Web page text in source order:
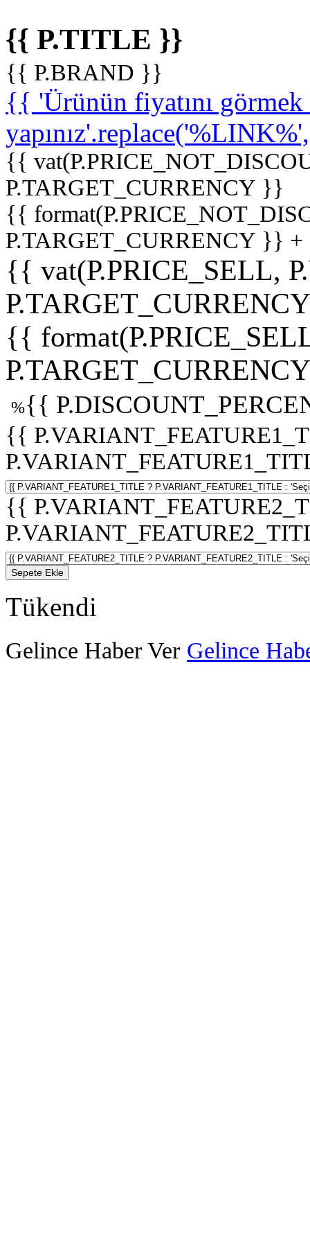
{{ P.TITLE }}
{{ P.BRAND }}
{{ 'Ürünün fiyatını
{{
P.TARGET_CURRENCY }}
{{
P.TARGET_CURRENCY }}
{{ vat(P.PRICE_SELL,
{{
%{{
{{
{{
Sepete Ekle
Tükendi
Gelince Haber Ver Gelince